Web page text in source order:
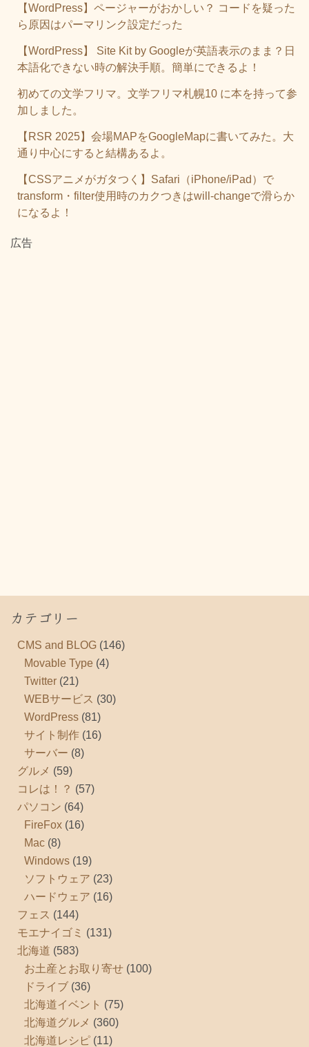
【WordPress】ページャーがおかしい？ コードを疑った
ら原因はパーマリンク設定だった
【WordPress】 Site Kit by Googleが英語表示のまま？日
本語化できない時の解決手順。簡単にできるよ！
初めての文学フリマ。文学フリマ札幌10 に本を持って参
加しました。
【RSR 2025】会場MAPをGoogleMapに書いてみた。大
通り中心にすると結構あるよ。
【CSSアニメがガタつく】Safari（iPhone/iPad）で
transform・filter使用時のカクつきはwill-changeで滑らか
になるよ！
広告
カテゴリー
CMS and BLOG (146)
Movable Type (4)
Twitter (21)
WEBサービス (30)
WordPress (81)
サイト制作 (16)
サーバー (8)
グルメ (59)
コレは！？ (57)
パソコン (64)
FireFox (16)
Mac (8)
Windows (19)
ソフトウェア (23)
ハードウェア (16)
フェス (144)
モエナイゴミ (131)
北海道 (583)
お土産とお取り寄せ (100)
ドライブ (36)
北海道イベント (75)
北海道グルメ (360)
北海道レシピ (11)